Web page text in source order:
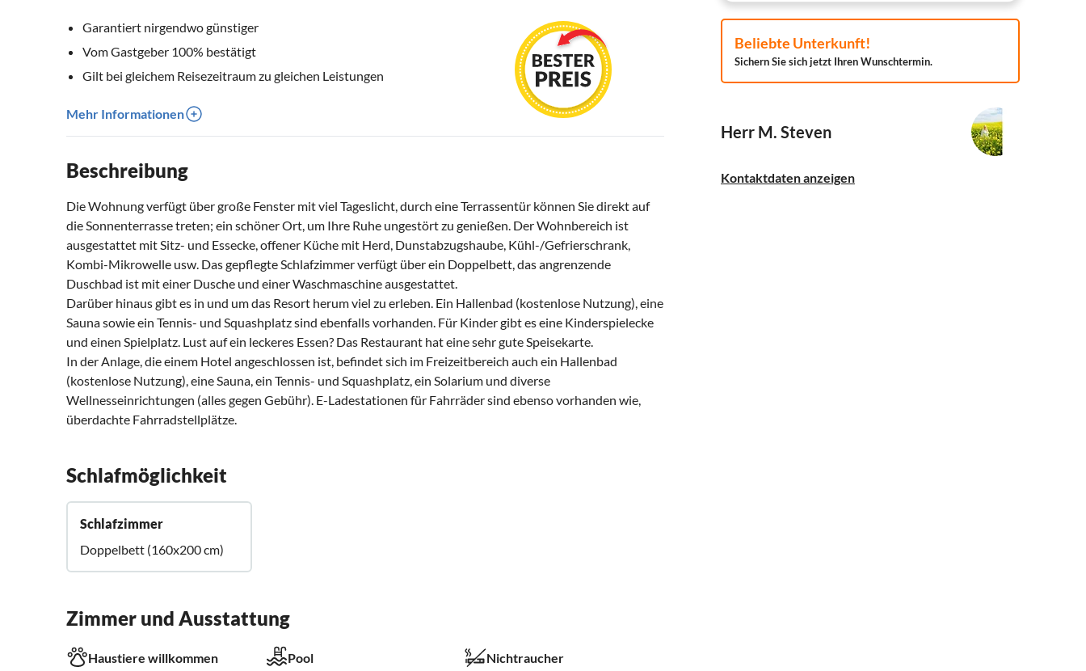
Garantiert nirgendwo günstiger
Vom Gastgeber 100% bestätigt
Gilt bei gleichem Reisezeitraum zu gleichen Leistungen
Mehr Informationen
Beschreibung
Die Wohnung verfügt über große Fenster mit viel Tageslicht, durch eine Terrassentür können Sie direkt auf
die Sonnenterrasse treten; ein schöner Ort, um Ihre Ruhe ungestört zu genießen. Der Wohnbereich ist
ausgestattet mit Sitz- und Essecke, offener Küche mit Herd, Dunstabzugshaube, Kühl-/Gefrierschrank,
Kombi-Mikrowelle usw. Das gepflegte Schlafzimmer verfügt über ein Doppelbett, das angrenzende
Duschbad ist mit einer Dusche und einer Waschmaschine ausgestattet.
Darüber hinaus gibt es in und um das Resort herum viel zu erleben. Ein Hallenbad (kostenlose Nutzung), eine
Sauna sowie ein Tennis- und Squashplatz sind ebenfalls vorhanden. Für Kinder gibt es eine Kinderspielecke
und einen Spielplatz. Lust auf ein leckeres Essen? Das Restaurant hat eine sehr gute Speisekarte.
In der Anlage, die einem Hotel angeschlossen ist, befindet sich im Freizeitbereich auch ein Hallenbad
(kostenlose Nutzung), eine Sauna, ein Tennis- und Squashplatz, ein Solarium und diverse
Wellnesseinrichtungen (alles gegen Gebühr). E-Ladestationen für Fahrräder sind ebenso vorhanden wie,
überdachte Fahrradstellplätze.
Schlafmöglichkeit
Schlafzimmer
Doppelbett (160x200 cm)
Zimmer und Ausstattung
Haustiere willkommen Pool
Nichtraucher
Beliebte Unterkunft!
Sichern Sie sich jetzt Ihren Wunschtermin.
Herr M. Steven
Kontaktdaten anzeigen